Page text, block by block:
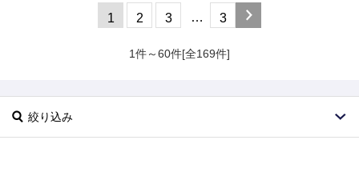
1 2 3 … 3
1件～60件[全169件]
絞り込み